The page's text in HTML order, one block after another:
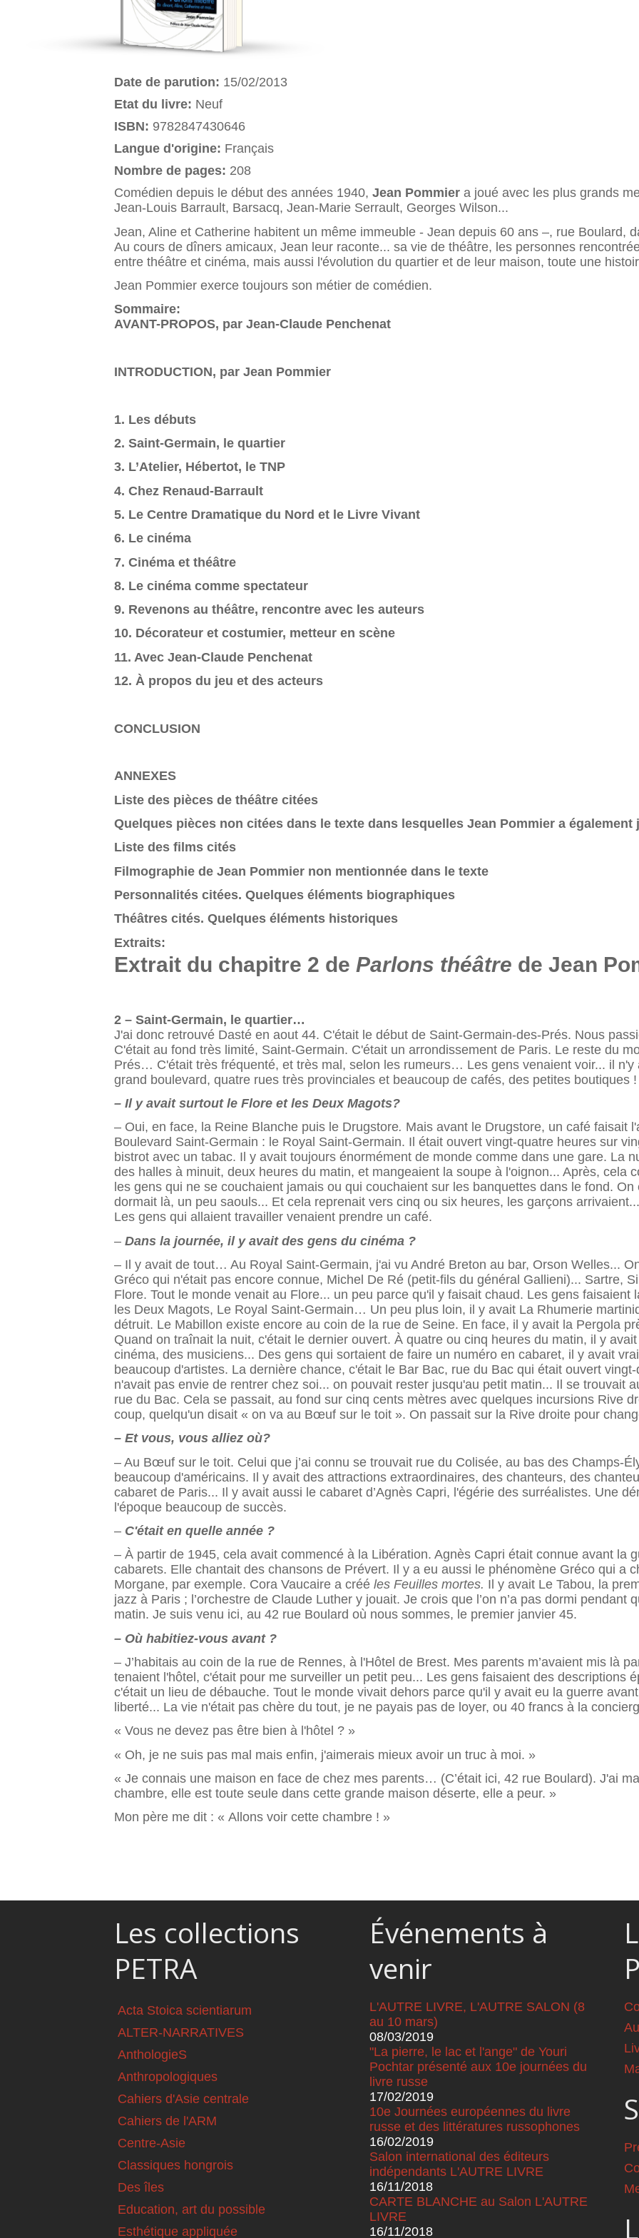
Date de parution: 15/02/2013
Etat du livre: Neuf
ISBN: 9782847430646
Langue d'origine: Français
Nombre de pages: 208
Comédien depuis le début des années 1940, Jean Pommier a joué avec les plus grands
Jean-Louis Barrault, Barsacq, Jean-Marie Serrault, Georges Wilson...
Jean, Aline et Catherine habitent un même immeuble - Jean depuis 60 ans –, rue Boulard,
Au cours de dîners amicaux, Jean leur raconte... sa vie de théâtre, les personnes
entre théâtre et cinéma, mais aussi l'évolution du quartier et de leur maison, toute une
Jean Pommier exerce toujours son métier de comédien.
Sommaire:
AVANT-PROPOS, par Jean-Claude Penchenat
INTRODUCTION, par Jean Pommier
1. Les débuts
2. Saint-Germain, le quartier
3. L’Atelier, Hébertot, le TNP
4. Chez Renaud-Barrault
5. Le Centre Dramatique du Nord et le Livre Vivant
6. Le cinéma
7. Cinéma et théâtre
8. Le cinéma comme spectateur
9. Revenons au théâtre, rencontre avec les auteurs
10. Décorateur et costumier, metteur en scène
11. Avec Jean-Claude Penchenat
12. À propos du jeu et des acteurs
CONCLUSION
ANNEXES
Liste des pièces de théâtre citées
Quelques pièces non citées dans le texte dans lesquelles Jean Pommier a également
Liste des films cités
Filmographie de Jean Pommier non mentionnée dans le texte
Personnalités citées. Quelques éléments biographiques
Théâtres cités. Quelques éléments historiques
Extraits:
Extrait du chapitre 2 de Parlons théâtre de Jean
2 – Saint-Germain, le quartier…
J'ai donc retrouvé Dasté en aout 44. C'était le début de Saint-Germain-des-Prés. Nous
C'était au fond très limité, Saint-Germain. C'était un arrondisse­ment de Paris. Le reste du
Prés… C'était très fréquenté, et très mal, selon les rumeurs… Les gens venaient voir... il n'y
grand boulevard, quatre rues très provinciales et beaucoup de cafés, des petites boutiques !
– Il y avait surtout le Flore et les Deux Magots?
– Oui, en face, la Reine Blanche puis le Drugstore. Mais avant le Drugstore, un café faisait
Boulevard Saint-Germain : le Royal Saint-Germain. Il était ouvert vingt-quatre heures sur
bistrot avec un tabac. Il y avait toujours énormément de monde comme dans une gare. La
des halles à minuit, deux heures du matin, et mangeaient la soupe à l'oignon... Après, cela
les gens qui ne se couchaient jamais ou qui couchaient sur les ban­quettes dans le fond.
dor­mait là, un peu saouls... Et cela reprenait vers cinq ou six heures, les garçons
Les gens qui allaient travailler venaient prendre un café.
– Dans la journée, il y avait des gens du cinéma ?
– Il y avait de tout… Au Royal Saint-Germain, j'ai vu André Breton au bar, Orson Welles...
Gréco qui n'était pas encore connue, Michel De Ré (petit-fils du général Gallieni)... Sartre,
Flore. Tout le monde venait au Flore... un peu parce qu'il y faisait chaud. Les gens
les Deux Magots, Le Royal Saint-Germain… Un peu plus loin, il y avait La Rhumerie
détruit. Le Mabillon existe encore au coin de la rue de Seine. En face, il y avait la Pergola
Quand on traînait la nuit, c'était le dernier ouvert. À quatre ou cinq heures du matin, il y
cinéma, des musiciens... Des gens qui sortaient de faire un numéro en cabaret, il y avait
beaucoup d'artistes. La dernière chance, c'était le Bar Bac, rue du Bac qui était ouvert
n'avait pas envie de rentrer chez soi... on pouvait rester jusqu'au petit matin... Il se trouvait
rue du Bac. Cela se passait, au fond sur cinq cents mètres avec quelques incursions Rive
coup, quelqu'un disait « on va au Bœuf sur le toit ». On passait sur la Rive droite pour
– Et vous, vous alliez où?
– Au Bœuf sur le toit. Celui que j’ai connu se trouvait rue du Colisée, au bas des Champs-
beaucoup d'américains. Il y avait des attractions extraordinaires, des chanteurs, des
cabaret de Paris... Il y avait aussi le cabaret d’Agnès Capri, l'égérie des surréalistes. Une
l'époque beau­coup de succès.
– C'était en quelle année ?
– À partir de 1945, cela avait commencé à la Libération. Agnès Capri était connue avant la
cabarets. Elle chantait des chansons de Prévert. Il y a eu aussi le phénomène Gréco qui a
Morgane, par exemple. Cora Vaucaire a créé les Feuilles mortes. Il y avait Le Tabou, la
jazz à Paris ; l’orchestre de Claude Luther y jouait. Je crois que l’on n’a pas dormi pendant
matin. Je suis venu ici, au 42 rue Boulard où nous sommes, le premier janvier 45.
– Où habitiez-vous avant ?
– J’habitais au coin de la rue de Rennes, à l'Hôtel de Brest. Mes parents m’avaient mis là
tenaient l'hôtel, c'était pour me surveiller un petit peu... Les gens faisaient des descriptions
c'était un lieu de débauche. Tout le monde vivait dehors parce qu'il y avait eu la guerre
liberté... La vie n'était pas chère du tout, je ne payais pas de loyer, ou 40 francs à la
« Vous ne devez pas être bien à l'hôtel ? »
« Oh, je ne suis pas mal mais enfin, j'aimerais mieux avoir un truc à moi. »
« Je connais une maison en face de chez mes parents… (C’était ici, 42 rue Boulard). J'ai
cham­bre, elle est toute seule dans cette grande maison déserte, elle a peur. »
Mon père me dit : « Allons voir cette chambre ! »
Les collections
PETRA
Acta Stoica scientiarum
ALTER-NARRATIVES
AnthologieS
Anthropologiques
Cahiers d'Asie centrale
Cahiers de l'ARM
Centre-Asie
Classiques hongrois
Des îles
Education, art du possible
Esthétique appliquée
Événements à
venir
L'AUTRE LIVRE, L'AUTRE SALON (8
au 10 mars)
08/03/2019
"La pierre, le lac et l'ange" de Youri
Pochtar présenté aux 10e journées du
livre russe
17/02/2019
10e Journées européennes du livre
russe et des littératures russophones
16/02/2019
Salon international des éditeurs
indépendants L'AUTRE LIVRE
16/11/2018
CARTE BLANCHE au Salon L'AUTRE
LIVRE
16/11/2018